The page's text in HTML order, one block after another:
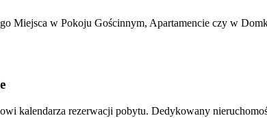
Miejsca w Pokoju Gościnnym, Apartamencie czy w
kalendarza rezerwacji pobytu. Dedykowany